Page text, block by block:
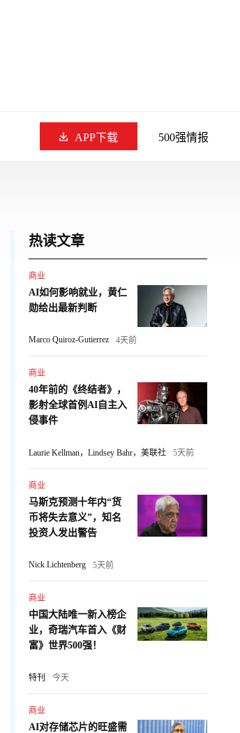
APP下载 500强情报
热读文章
商业
AI如何影响就业，黄仁
勋给出最新判断
Marco Quiroz-Gutierrez 4天前
商业
40年前的《终结者》，
影射全球首例AI自主入
侵事件
Laurie Kellman，Lindsey Bahr，美联社 5天前
商业
马斯克预测十年内“货
币将失去意义”，知名
投资人发出警告
Nick Lichtenberg 5天前
商业
中国大陆唯一新入榜企
业，奇瑞汽车首入《财
富》世界500强！
特刊 今天
商业
AI对存储芯片的旺盛需